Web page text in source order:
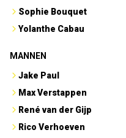
Sophie Bouquet
Yolanthe Cabau
MANNEN
Jake Paul
Max Verstappen
René van der Gijp
Rico Verhoeven